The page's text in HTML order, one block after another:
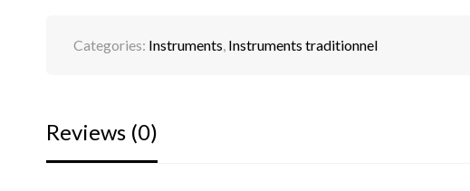
Categories: Instruments, Instruments traditionnel
Reviews (0)